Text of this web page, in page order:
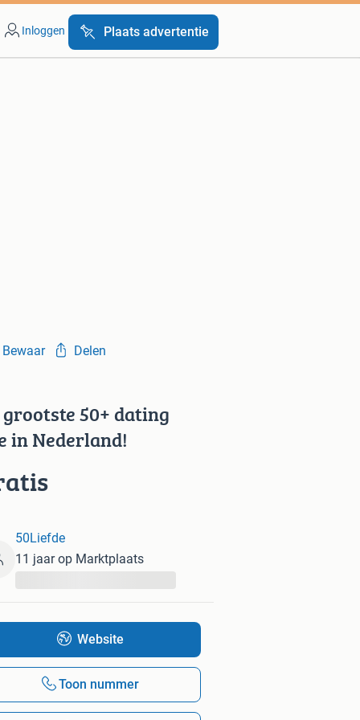
Inloggen Plaats advertentie
Bewaar Delen
grootste 50+ dating
in Nederland!
50Liefde
11 jaar op Marktplaats
Website
Toon nummer